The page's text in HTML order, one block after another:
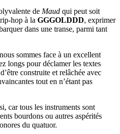
de Maud qui peut soit
hop à la GGGOLDDD, exprimer
dans une transe, parmi tant
sommes face à un excellent
longs pour déclamer les textes
construite et relâchée avec
tout en n’étant pas
car tous les instruments sont
bourdons ou autres aspérités
du quatuor.